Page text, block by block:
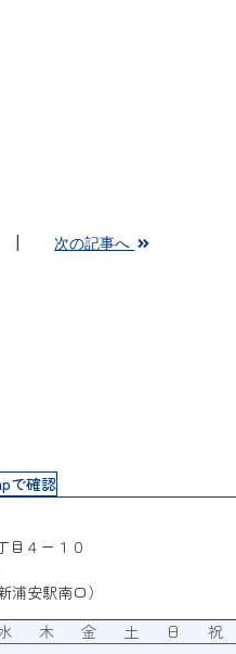
次の記事へ
で確認
目４ー１０
浦安駅南口）
木 金 土 日 祝